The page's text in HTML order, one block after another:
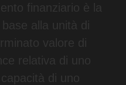
finanziario è la
alla unità di
valore di
relativa di uno
di uno